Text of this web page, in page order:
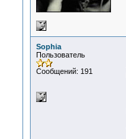
Sophia
Пользователь
Сообщений: 191